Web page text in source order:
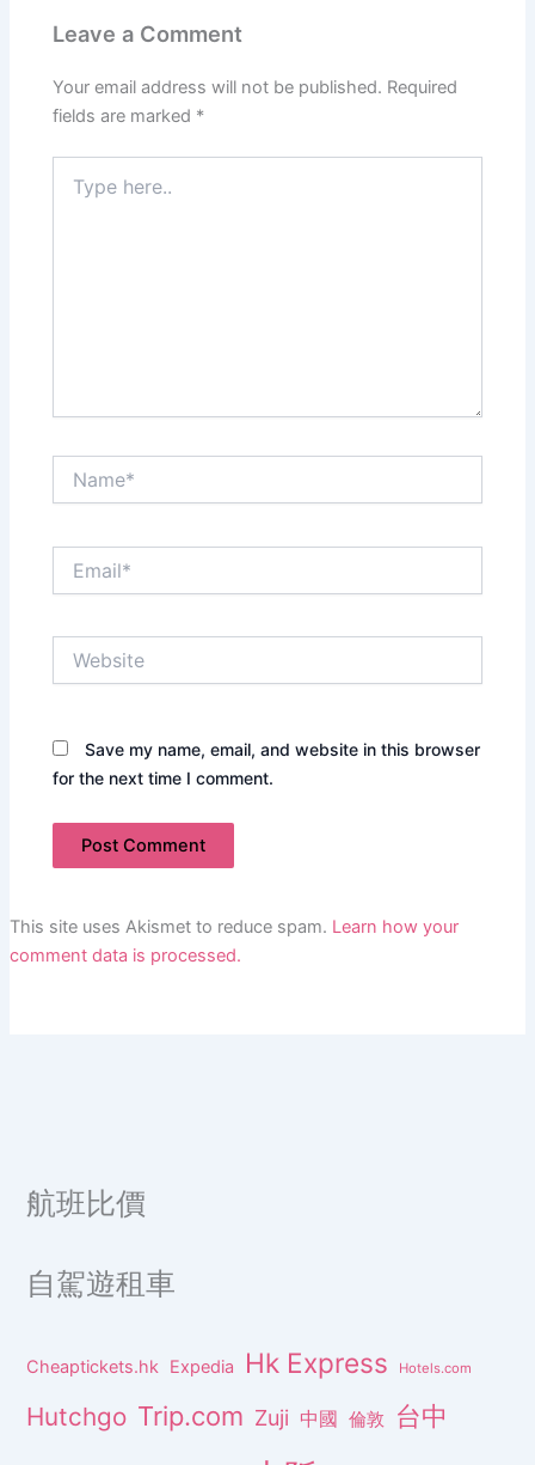
Leave a Comment
Your email address will not be published. Required
fields are marked *
here..
Save my name, email, and website in this browser
for the next time I comment.
This site uses Akismet to reduce spam. Learn how your
comment data is processed.
航班比價
自駕遊租車
Cheaptickets.hk Expedia Hk Express Hotels.com
Hutchgo Trip.com Zuji 中國 倫敦 台中